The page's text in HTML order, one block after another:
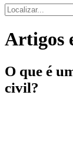
Artigos
O que é
civil?